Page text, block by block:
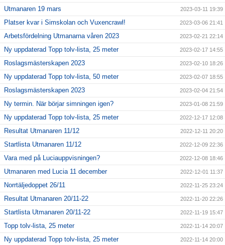
Utmanaren 19 mars 2023-03-11 19:39
Platser kvar i Simskolan och Vuxencrawl! 2023-03-06 21:41
Arbetsfördelning Utmanarna våren 2023 2023-02-21 22:14
Ny uppdaterad Topp tolv-lista, 25 meter 2023-02-17 14:55
Roslagsmästerskapen 2023 2023-02-10 18:26
Ny uppdaterad Topp tolv-lista, 50 meter 2023-02-07 18:55
Roslagsmästerskapen 2023 2023-02-04 21:54
Ny termin. När börjar simningen igen? 2023-01-08 21:59
Ny uppdaterad Topp tolv-lista, 25 meter 2022-12-17 12:08
Resultat Utmanaren 11/12 2022-12-11 20:20
Startlista Utmanaren 11/12 2022-12-09 22:36
Vara med på Luciauppvisningen? 2022-12-08 18:46
Utmanaren med Lucia 11 december 2022-12-01 11:37
Norrtäljedoppet 26/11 2022-11-25 23:24
Resultat Utmanaren 20/11-22 2022-11-20 22:26
Startlista Utmanaren 20/11-22 2022-11-19 15:47
Topp tolv-lista, 25 meter 2022-11-14 20:07
Ny uppdaterad Topp tolv-lista, 25 meter 2022-11-14 20:00